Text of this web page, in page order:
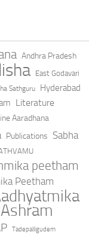
Andhra Pradesh
East Godavari
Sathguru Hyderabad
Literature
Aaradhana
Publications Sabha
peetham
Peetham
Tadepalligudem